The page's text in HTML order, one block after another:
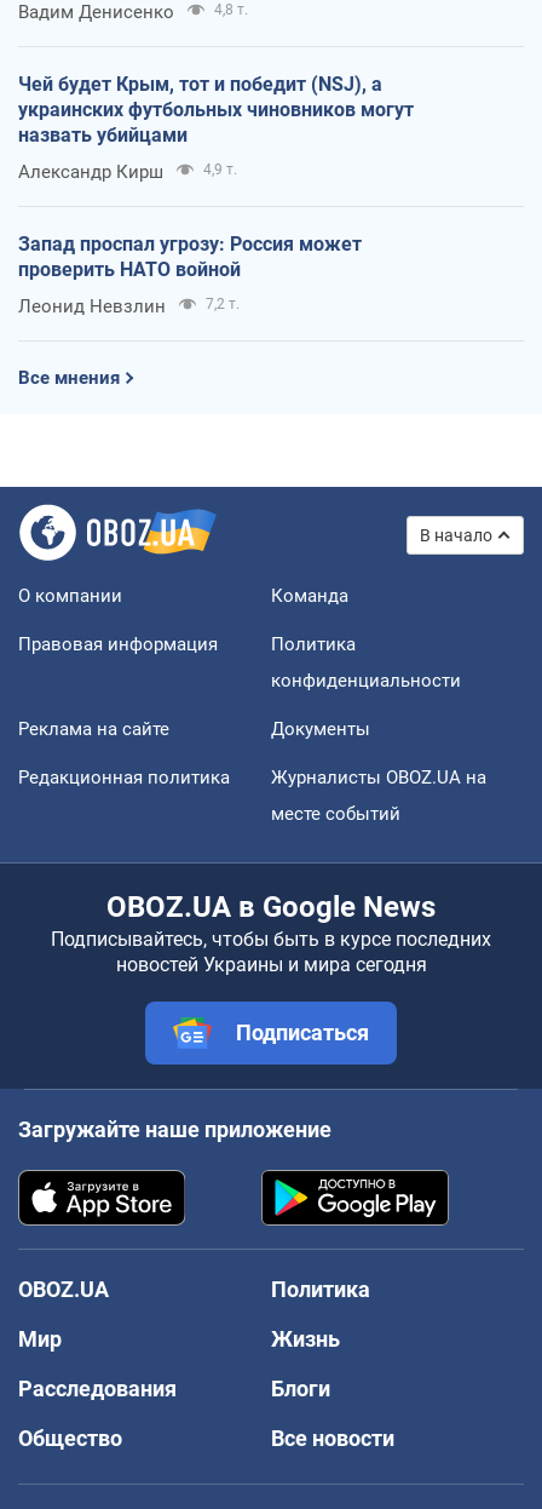
Вадим Денисенко 4,8 т.
Чей будет Крым, тот и победит (NSJ), а
украинских футбольных чиновников могут
назвать убийцами
Александр Кирш 4,9 т.
Запад проспал угрозу: Россия может
проверить НАТО войной
Леонид Невзлин 7,2 т.
Все мнения
В начало
О компании Команда
Правовая информация
Политика
конфиденциальности
Реклама на сайте Документы
Редакционная политика
Журналисты OBOZ.UA на
месте событий
OBOZ.UA в Google News
Подписывайтесь, чтобы быть в курсе последних
новостей Украины и мира сегодня
Подписаться
Загружайте наше приложение
OBOZ.UA
Политика
Мир
Жизнь
Расследования
Блоги
Общество
Все новости